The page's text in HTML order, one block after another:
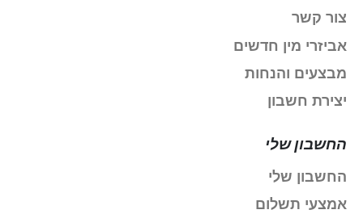
צור קשר
אביזרי מין חדשים
מבצעים והנחות
יצירת חשבון
החשבון שלי
החשבון שלי
אמצעי תשלום